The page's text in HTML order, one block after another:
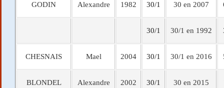
GODIN Alexandre 1982 30/1 30 en 2007
30/1 30/1 en 1992
CHESNAIS Mael 2004 30/1 30/1 en 2016
BLONDEL Alexandre 2002 30/1 30 en 2015